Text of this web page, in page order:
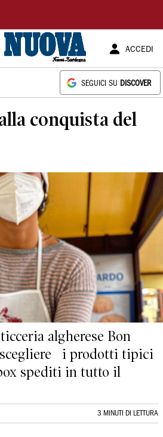
ACCEDI
SEGUICI SU DISCOVER
conquista del
algherese Bon
scegliere i prodotti tipici
spediti in tutto il
3 MINUTI DI LETTURA